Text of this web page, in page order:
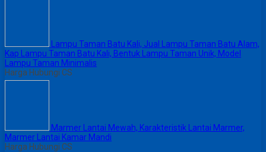
Lampu Taman Batu Kali, Jual Lampu Taman Batu Alam,
Kap Lampu Taman Batu Kali, Bentuk Lampu Taman Unik, Model
Lampu Taman Minimalis
Harga Hubungi CS
Marmer Lantai Mewah, Karakteristik Lantai Marmer,
Marmer Lantai Kamar Mandi
Harga Hubungi CS